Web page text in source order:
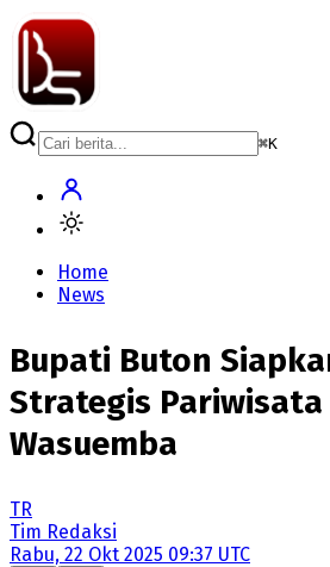
⌘K
Home
News
Bupati Buton
Strategis
Wasuemba
TR
Tim Redaksi
Rabu, 22 Okt 2025 09:37 UTC